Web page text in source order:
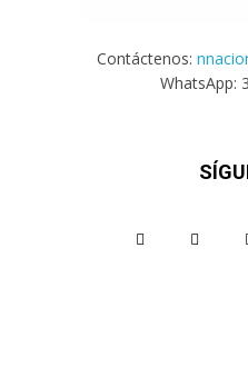
Contáctenos:
WhatsApp: